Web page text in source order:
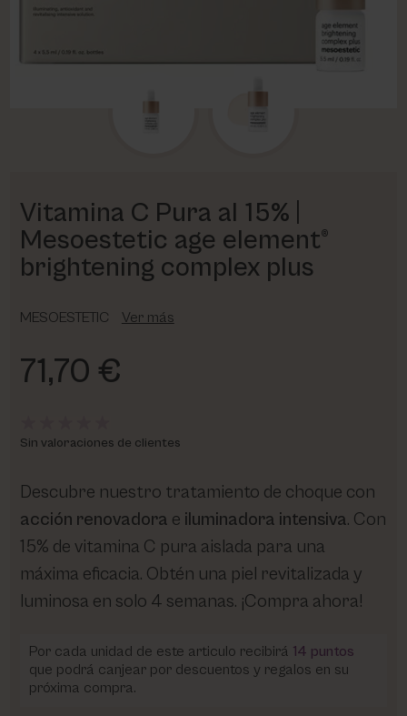
Vitamina C Pura al 15% |
Mesoestetic age element®
brightening complex plus
MESOESTETIC Ver más
71,70 €
Sin valoraciones de clientes
Descubre nuestro tratamiento de choque con
acción renovadora e iluminadora intensiva. Con
15% de vitamina C pura aislada para una
máxima eficacia. Obtén una piel revitalizada y
luminosa en solo 4 semanas. ¡Compra ahora!
Por cada unidad de este articulo recibirá 14 puntos
que podrá canjear por descuentos y regalos en su
próxima compra.
PHARM FOOT
PHYRIS